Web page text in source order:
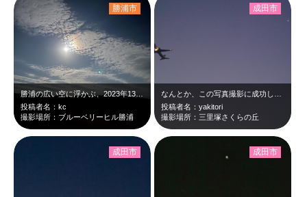
勝浦の広い空に浮かぶ、2023年13回目の満月「コールドムーン」。
投稿者名：kc
撮影場所：ブルーベリーヒル勝浦
勝浦市
投稿者名：yakitori
撮影場所：三里塚さくらの丘
成田市
成田市 成田市